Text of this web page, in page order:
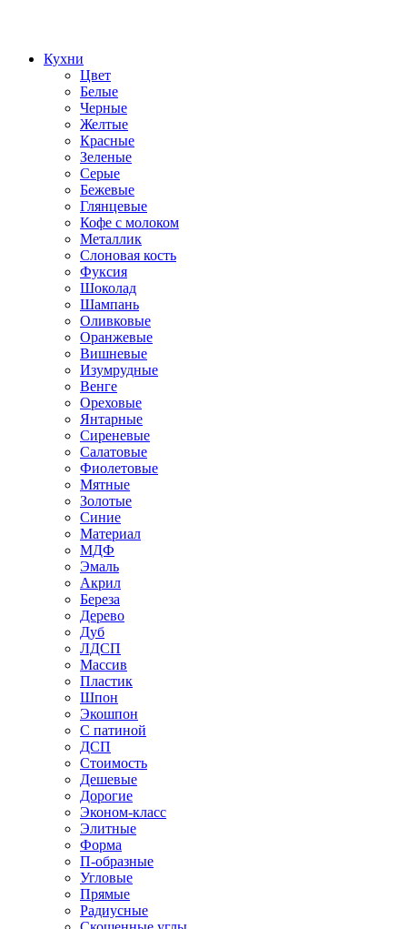
Кухни
Цвет
Белые
Черные
Желтые
Красные
Зеленые
Серые
Бежевые
Глянцевые
Кофе с молоком
Металлик
Слоновая кость
Фуксия
Шоколад
Шампань
Оливковые
Оранжевые
Вишневые
Изумрудные
Венге
Ореховые
Янтарные
Сиреневые
Салатовые
Фиолетовые
Мятные
Золотые
Синие
Материал
МДФ
Эмаль
Акрил
Береза
Дерево
Дуб
ЛДСП
Массив
Пластик
Шпон
Экошпон
С патиной
ДСП
Стоимость
Дешевые
Дорогие
Эконом-класс
Элитные
Форма
П-образные
Угловые
Прямые
Радиусные